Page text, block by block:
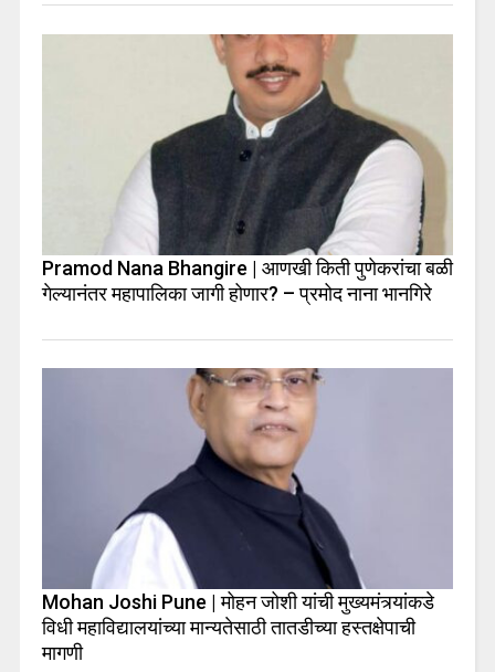
Pramod Nana Bhangire | आणखी किती पुणेकरांचा बळी
गेल्यानंतर महापालिका जागी होणार? – प्रमोद नाना भानगिरे
Mohan Joshi Pune | मोहन जोशी यांची मुख्यमंत्र्यांकडे
विधी महाविद्यालयांच्या मान्यतेसाठी तातडीच्या हस्तक्षेपाची
मागणी